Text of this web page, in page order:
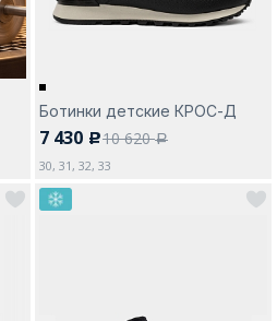
Ботинки детские КРОС-Д
7 430 c10 620a
30, 31, 32, 33